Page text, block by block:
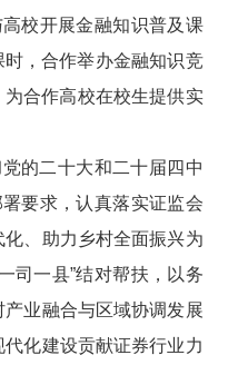
校开展金融知识普及课
时，合作举办金融知识竞
为合作高校在校生提供实
的二十大和二十届四中
要求，认真落实证监会
、助力乡村全面振兴为
司一县”结对帮扶，以务
业融合与区域协调发展
化建设贡献证券行业力